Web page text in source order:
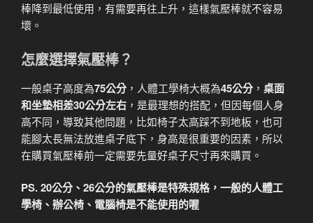
棒降到最低使用，有需要再往上升，這樣氣壓棒就不容易
壞。
怎麼選擇氣壓棒？
一般桌子高度為75公分 ，人體工學椅大概為45公分 ， 桌面
和坐墊相差30公分左右 ，是最理想的搭配，但因每個人身
高不同，導致其他問題，比如椅子太高踩不到地板，也可
能腳太長無法放進桌子底下，身高是很重要的因素，所以
在購買氣壓棒前一定需要先量好桌子尺寸再來購買。
PS. 20公分、26公分的氣壓棒是特殊規格，一般的人體工
學椅、辦公椅、電腦椅是不能使用的喔